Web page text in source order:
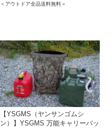
＜アウトドア全品送料無料＞
【YSGMS（ヤンサンゴムシ
ン）】YSGMS 万能キャリーバッ